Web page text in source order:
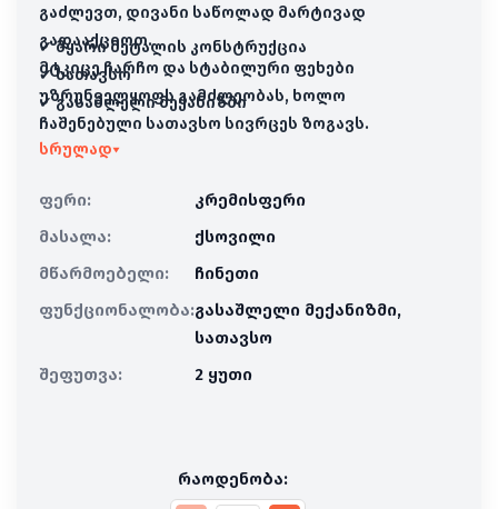
გაძლევთ, დივანი საწოლად მარტივად
გადააქციოთ.
მტკიცე ჩარჩო და სტაბილური ფეხები
უზრუნველყოფს გამძლეობას, ხოლო
ჩაშენებული სათავსო სივრცეს ზოგავს.
ელასტიური პოლიურეთანის ქაფის შიგთავსი
მხარდაჭერას ყოველდღიური
კომფორტისთვის.
✔ მყარი მეტალის კონსტრუქცია
✔ სათავსო
✔ გასაშლელი მექანიზმი
სრულად▾
ფერი:
კრემისფერი
მასალა:
ქსოვილი
მწარმოებელი:
ჩინეთი
ფუნქციონალობა:გასაშლელი მექანიზმი,
სათავსო
შეფუთვა:
2 ყუთი
რაოდენობა: